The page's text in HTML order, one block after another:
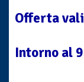
Offerta
Intorno al